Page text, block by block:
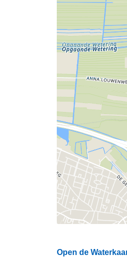
Open de